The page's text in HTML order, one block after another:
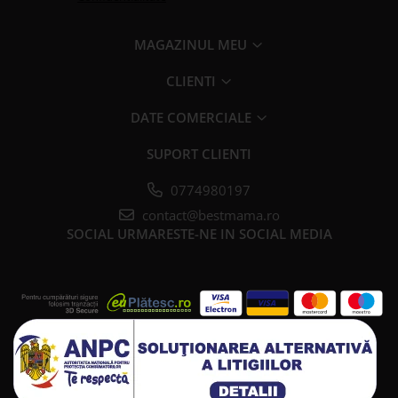
MAGAZINUL MEU
CLIENTI
DATE COMERCIALE
SUPORT CLIENTI
0774980197
contact@bestmama.ro
SOCIAL URMARESTE-NE IN SOCIAL MEDIA